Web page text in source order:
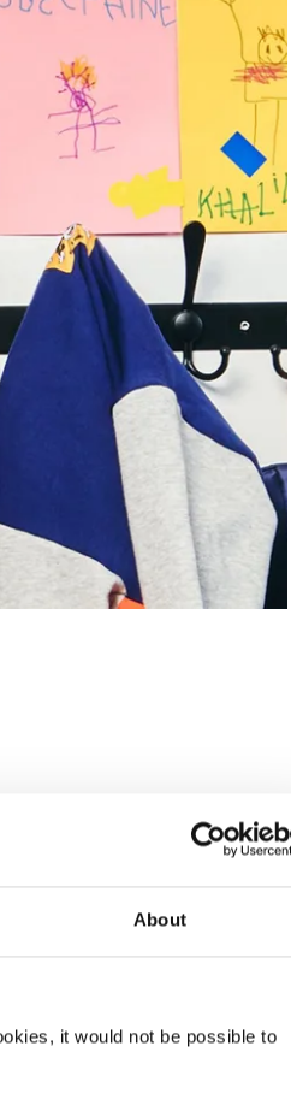
About
it would not be possible to